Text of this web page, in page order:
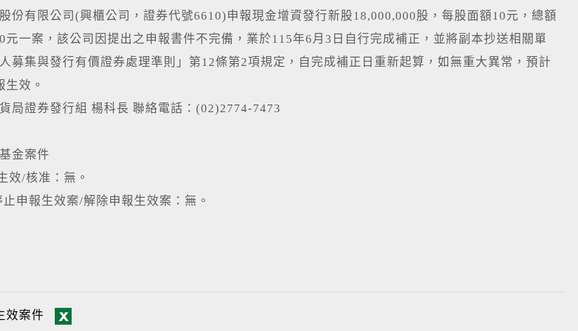
份有限公司(興櫃公司，證券代號6610)申報現金增資發行新股18,000,000股，每股面額10元，總額
元一案，該公司因提出之申報書件不完備，業於115年6月3日自行完成補正，並將副本抄送相關單
募集與發行有價證券處理準則」第12條第2項規定，自完成補正日重新起算，如無重大異常，預計
效。
局證券發行組 楊科長 聯絡電話：(02)2774-7473
金案件
效/核准：無。
申報生效案/解除申報生效案：無。
效案件